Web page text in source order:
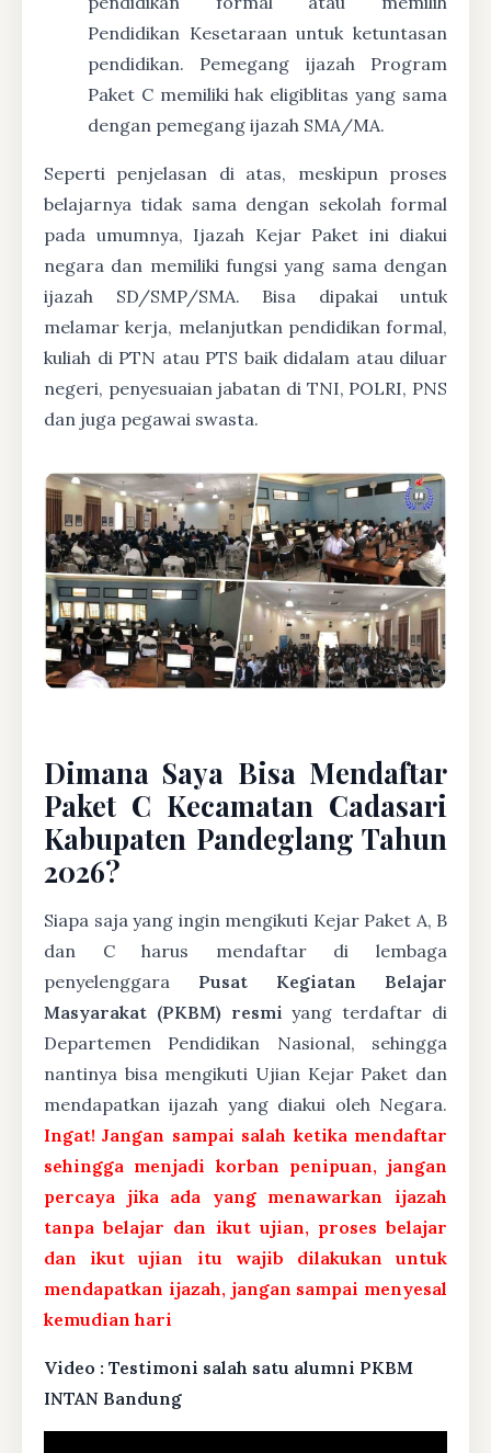
Pendidikan Kesetaraan untuk ketuntasan
pendidikan. Pemegang ijazah Program
Paket C memiliki hak eligiblitas yang sama
dengan pemegang ijazah SMA/MA.
Seperti penjelasan di atas, meskipun proses
belajarnya tidak sama dengan sekolah formal
pada umumnya, Ijazah Kejar Paket ini diakui
negara dan memiliki fungsi yang sama dengan
ijazah SD/SMP/SMA. Bisa dipakai untuk
melamar kerja, melanjutkan pendidikan formal,
kuliah di PTN atau PTS baik didalam atau diluar
negeri, penyesuaian jabatan di TNI, POLRI, PNS
dan juga pegawai swasta.
Dimana Saya Bisa Mendaftar
Paket C Kecamatan Cadasari
Kabupaten Pandeglang Tahun
2026?
Siapa saja yang ingin mengikuti Kejar Paket A, B
dan C harus mendaftar di lembaga
penyelenggara Pusat Kegiatan Belajar
Masyarakat (PKBM) resmi yang terdaftar di
Departemen Pendidikan Nasional, sehingga
nantinya bisa mengikuti Ujian Kejar Paket dan
mendapatkan ijazah yang diakui oleh Negara.
Ingat! Jangan sampai salah ketika mendaftar
sehingga menjadi korban penipuan, jangan
percaya jika ada yang menawarkan ijazah
tanpa belajar dan ikut ujian, proses belajar
dan ikut ujian itu wajib dilakukan untuk
mendapatkan ijazah, jangan sampai menyesal
kemudian hari
Video : Testimoni salah satu alumni PKBM
INTAN Bandung